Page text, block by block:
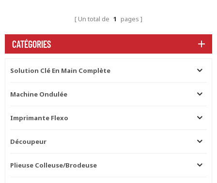
simple face 2 plis, puis faire la
carton
Un total de 1 pages
CATÉGORIES
Solution Clé En Main Complète
Machine Ondulée
Imprimante Flexo
Découpeur
Plieuse Colleuse/brodeuse